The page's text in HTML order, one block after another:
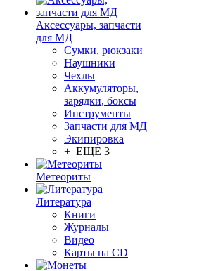
Аксессуары, запчасти
для МД
Сумки, рюкзаки
Наушники
Чехлы
Аккумуляторы,
зарядки, боксы
Инструменты
Запчасти для МД
Экипировка
+ ЕЩЕ 3
Метеориты
Литература
Книги
Журналы
Видео
Карты на CD